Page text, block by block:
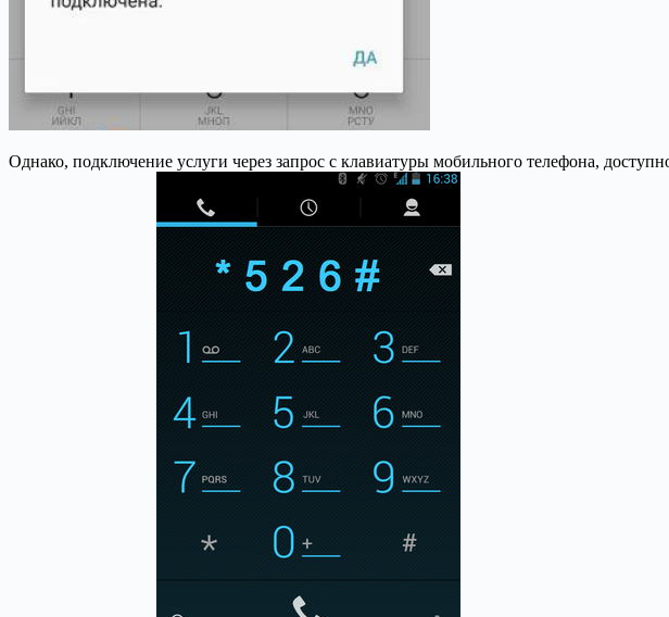
Однако, подключение услуги через запрос с клавиатуры мобильного телефона,